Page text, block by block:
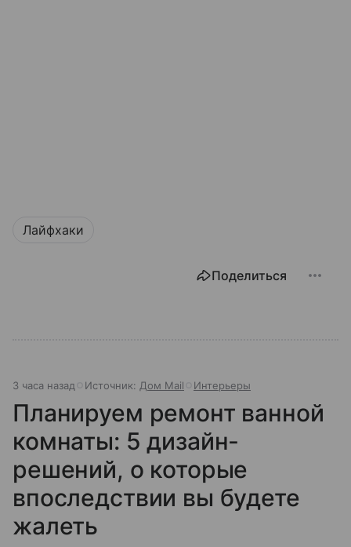
Лайфхаки
Поделиться
3 часа назад Источник: Дом Mail Интерьеры
Планируем ремонт ванной
комнаты: 5 дизайн-
решений, о которые
впоследствии вы будете
жалеть